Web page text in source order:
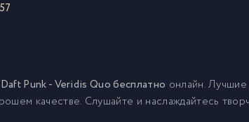
Daft Punk - Veridis Quo бесплатно онлайн.
качестве. Слушайте и наслаждайтесь